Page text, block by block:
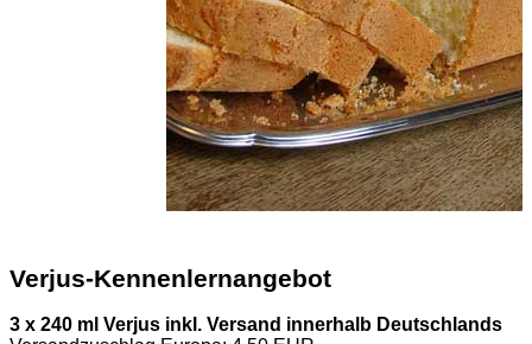
Verjus-Kennenlernangebot
3 x 240 ml Verjus inkl. Versand innerhalb Deutschlands